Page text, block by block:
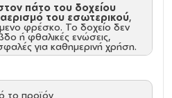
πάτο του δοχείου
του εσωτερικού,
φρέσκο. Το δοχείο δεν
ή φθαλικές ενώσεις,
για καθημερινή χρήση.
το προϊόν